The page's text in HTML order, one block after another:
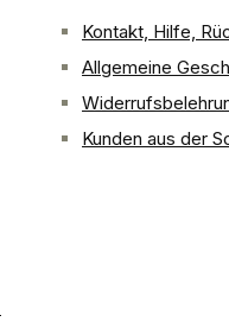
Kontakt, Hilfe,
Allgemeine
Kunden aus der